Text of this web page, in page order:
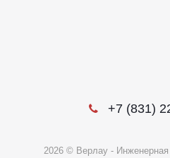
+7 (831)
2026 © Верлау - Инженерная